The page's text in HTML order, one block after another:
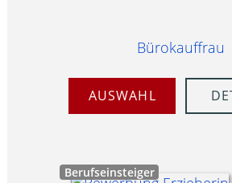
Bürokauffrau
AUSWAHL
Berufseinsteiger